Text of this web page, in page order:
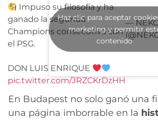
Impuso su filosofía y ha
ganado la segunda
Champions consecutiva con
el PSG.
DON LUIS ENRIQUE
pic.twitter.com/JRZCKrDzHH
—
Haz clic para aceptar
marketing y permitir
contenido
En Budapest no solo ganó una
una página imborrable en la